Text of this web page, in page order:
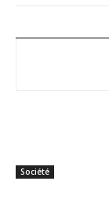
Société